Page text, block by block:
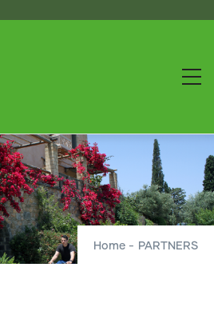
Home - PARTNERS